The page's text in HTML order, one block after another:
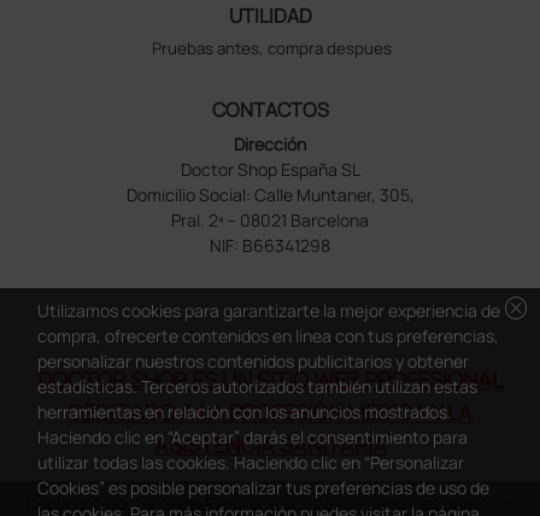
UTILIDAD
Pruebas antes, compra despues
CONTACTOS
Dirección
Doctor Shop España SL
Domicilio Social: Calle Muntaner, 305,
Pral. 2ª – 08021 Barcelona
NIF: B66341298
DOCTOR SHOP ES UN SITIO WEB PROFESIONAL
DEDICADO A LA PROFESIÓN MÉDICA Y LA
ASISTENCIA SANITARIA
Copyright Doctor Shop España 2005-2026 - Todos los derechos
cancel
Utilizamos cookies para garantizarte la mejor experiencia de
compra, ofrecerte contenidos en línea con tus preferencias,
personalizar nuestros contenidos publicitarios y obtener
estadísticas. Terceros autorizados también utilizan estas
herramientas en relación con los anuncios mostrados.
Haciendo clic en “Aceptar” darás el consentimiento para
utilizar todas las cookies. Haciendo clic en “Personalizar
Cookies” es posible personalizar tus preferencias de uso de